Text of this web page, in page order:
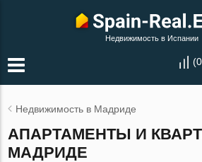
Недвижимость в Испании
(0
Недвижимость в Мадриде
АПАРТАМЕНТЫ И
МАДРИДЕ